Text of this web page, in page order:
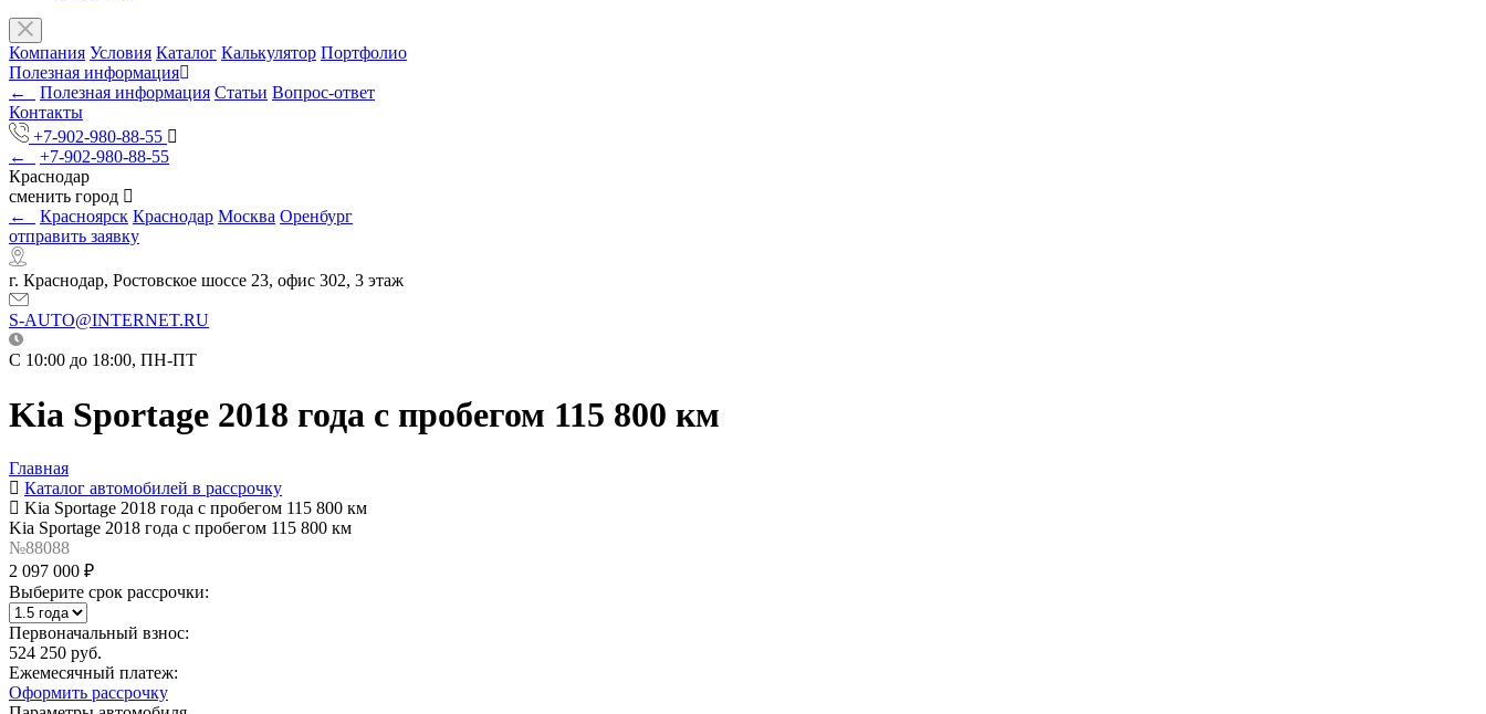
Компания Условия Каталог Калькулятор Портфолио
Полезная информация
←
Полезная информация Статьи Вопрос-ответ
Контакты
+7-902-980-88-55
←
+7-902-980-88-55
Краснодар
сменить город
←
Красноярск Краснодар Москва Оренбург
отправить заявку
г. Краснодар, Ростовское шоссе 23, офис 302, 3 этаж
S-AUTO@INTERNET.RU
C 10:00 до 18:00, ПН-ПТ
Kia Sportage 2018 года с пробегом 115 800 км
Главная
Каталог автомобилей в рассрочку
Kia Sportage 2018 года с пробегом 115 800 км
Kia Sportage 2018 года с пробегом 115 800 км
№88088
2 097 000 ₽
Выберите срок рассрочки:
Первоначальный взнос:
524 250 руб.
Ежемесячный платеж:
Оформить рассрочку